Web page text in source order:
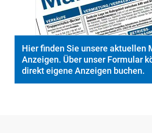
Hier finden Sie unsere aktuellen
Anzeigen. Über unser Formular
direkt eigene Anzeigen buchen.